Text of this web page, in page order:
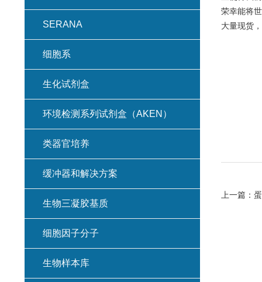
荣幸能将
大量现货
上一篇：
SERANA
细胞系
生化试剂盒
环境检测系列试剂盒（AKEN）
类器官培养
缓冲器和解决方案
生物三凝胶基质
细胞因子分子
生物样本库